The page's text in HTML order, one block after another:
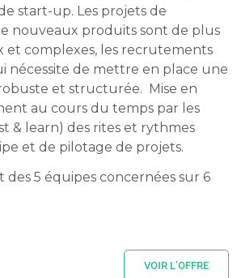
start-up. Les projets de
nouveaux produits sont de plus
et complexes, les recrutements
nécessite de mettre en place une
et structurée. Mise en
au cours du temps par les
& learn) des rites et rythmes
et de pilotage de projets.
5 équipes concernées sur 6
VOIR L’OFFRE